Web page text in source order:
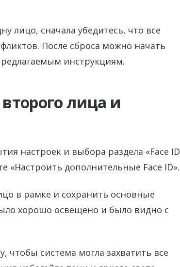
лицо, сначала убедитесь, что все
После сброса можно начать
инструкциям.
лица и
настроек и выбора раздела «Face ID
«Настроить дополнительные Face ID».
в рамке и сохранить основные
хорошо освещено и было видно с
чтобы система могла захватить все